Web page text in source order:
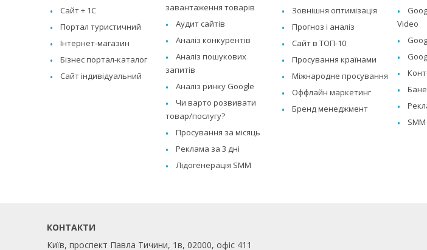
Сайт + 1C
Портал туристичний
Інтернет-магазин
Бізнес портал-каталог
Сайт індивідуальний
завантаження товарів
Аудит сайтів
Аналіз конкурентів
Аналіз пошукових
запитів
Аналіз ринку Google
Чи варто розвивати
товар/послугу?
Просування за місяць
Реклама за 3 дні
Лідогенерація SMM
Зовнішня оптимізація
Прогноз і аналіз
Сайт в ТОП-10
Просування країнами
Міжнародне просування
Оффлайн маркетинг
Бренд менеджмент
Video
КОНТАКТИ
Київ, проспект Павла Тичини, 1в, 02000, офіс 411